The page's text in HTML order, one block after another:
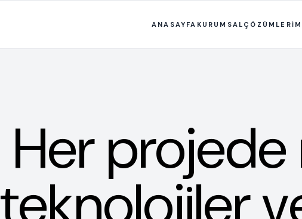
ANASAYFA KURUMSAL
Her